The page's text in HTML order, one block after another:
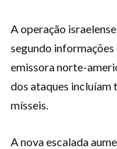
A operação
segundo
emissora norte-
dos ataques incluíam
mísseis.
A nova escalada